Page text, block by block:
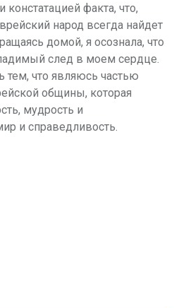
факта, что,
народ всегда найдет
домой, я осознала, что
след в моем сердце.
тем, что являюсь частью
общины, которая
мудрость и
и справедливость.